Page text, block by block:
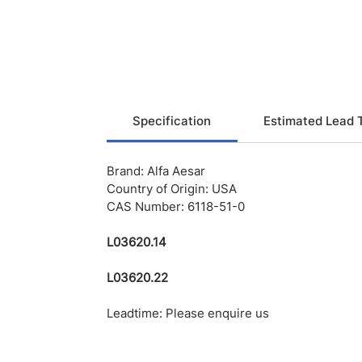
Specification Estimated Lead
Brand: Alfa Aesar
Country of Origin: USA
CAS Number: 6118-51-0
L03620.14
L03620.22
Leadtime: Please enquire us